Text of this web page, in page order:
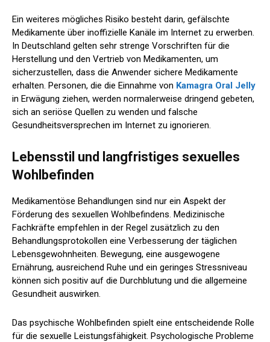
Ein weiteres mögliches Risiko besteht darin, gefälschte
Medikamente über inoffizielle Kanäle im Internet zu erwerben.
In Deutschland gelten sehr strenge Vorschriften für die
Herstellung und den Vertrieb von Medikamenten, um
sicherzustellen, dass die Anwender sichere Medikamente
erhalten. Personen, die die Einnahme von Kamagra Oral Jelly
in Erwägung ziehen, werden normalerweise dringend gebeten,
sich an seriöse Quellen zu wenden und falsche
Gesundheitsversprechen im Internet zu ignorieren.
Lebensstil und langfristiges sexuelles
Wohlbefinden
Medikamentöse Behandlungen sind nur ein Aspekt der
Förderung des sexuellen Wohlbefindens. Medizinische
Fachkräfte empfehlen in der Regel zusätzlich zu den
Behandlungsprotokollen eine Verbesserung der täglichen
Lebensgewohnheiten. Bewegung, eine ausgewogene
Ernährung, ausreichend Ruhe und ein geringes Stressniveau
können sich positiv auf die Durchblutung und die allgemeine
Gesundheit auswirken.
Das psychische Wohlbefinden spielt eine entscheidende Rolle
für die sexuelle Leistungsfähigkeit. Psychologische Probleme